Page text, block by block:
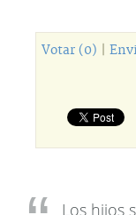
Votar (0)
Los hijos